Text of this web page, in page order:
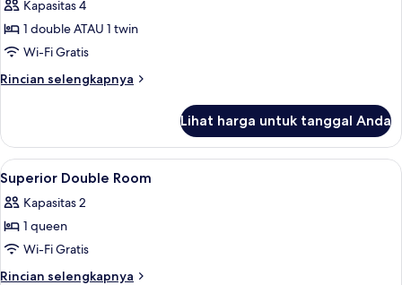
Kamar
Triple
Standar,
jendela
Kapasitas 4
1 double ATAU 1 twin
Wi-Fi Gratis
Rincian selengkapnya
Rincian
Kamar
Triple
Standar,
tanpa
jendela
Lihat harga untuk tanggal Anda
Lihat
semua
foto
untuk
Superior
Double
Seprai premium, brankas, Wi-Fi
8
Superior Double Room
Kapasitas 2
1 queen
Wi-Fi Gratis
Rincian selengkapnya
Rincian